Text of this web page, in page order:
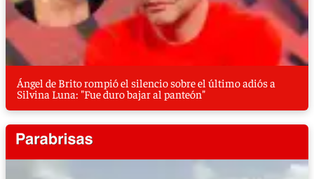
Ángel de Brito rompió el silencio sobre el último adiós a
Silvina Luna: "Fue duro bajar al panteón"